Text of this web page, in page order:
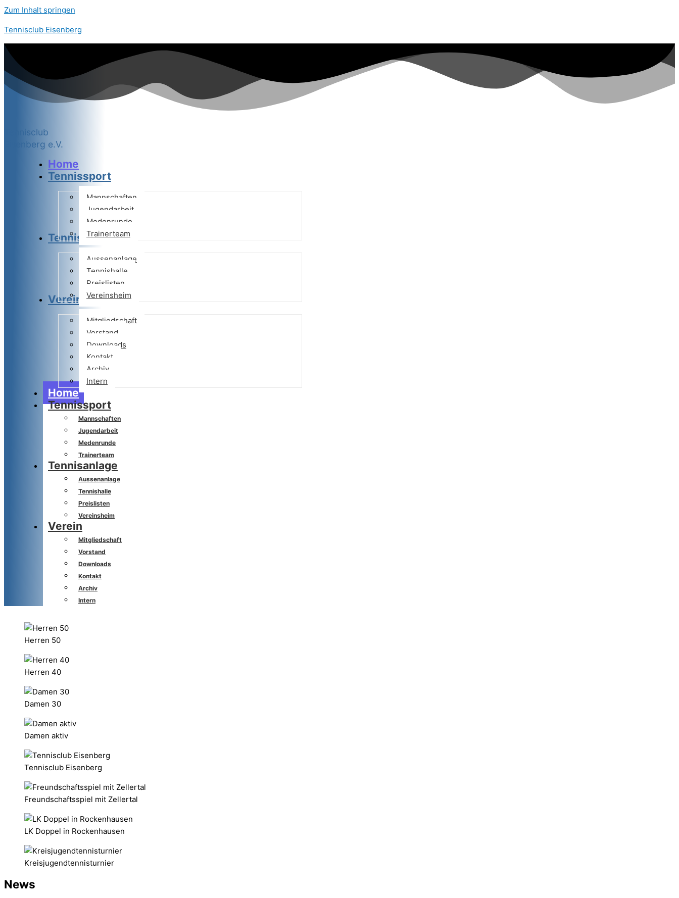
Zum Inhalt springen
Tennisclub Eisenberg
Tennisclub
Eisenberg e.V.
Home
Tennissport
Mannschaften
Jugendarbeit
Medenrunde
Trainerteam
Tennisanlage
Aussenanlage
Tennishalle
Preislisten
Vereinsheim
Verein
Mitgliedschaft
Vorstand
Downloads
Kontakt
Archiv
Intern
Home
Tennissport
Mannschaften
Jugendarbeit
Medenrunde
Trainerteam
Tennisanlage
Aussenanlage
Tennishalle
Preislisten
Vereinsheim
Verein
Mitgliedschaft
Vorstand
Downloads
Kontakt
Archiv
Intern
Herren 50
Herren 40
Damen 30
Damen aktiv
Tennisclub Eisenberg
Freundschaftsspiel mit Zellertal
LK Doppel in Rockenhausen
Kreisjugendtennisturnier
News